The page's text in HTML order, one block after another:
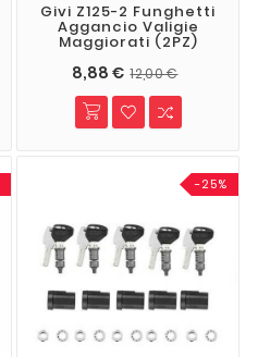
Givi Z125-2 Funghetti
Aggancio Valigie
Maggiorati (2PZ)
8,88 € 12,00 €
-25%